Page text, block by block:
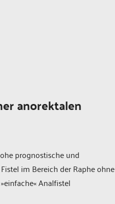
anorektalen
prognostische und
im Bereich der Raphe ohne
Analfistel